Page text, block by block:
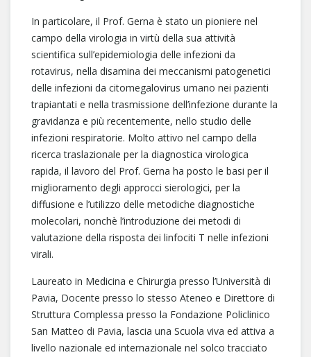
In particolare, il Prof. Gerna è stato un pioniere nel
campo della virologia in virtù della sua attività
scientifica sull’epidemiologia delle infezioni da
rotavirus, nella disamina dei meccanismi patogenetici
delle infezioni da citomegalovirus umano nei pazienti
trapiantati e nella trasmissione dell’infezione durante la
gravidanza e più recentemente, nello studio delle
infezioni respiratorie. Molto attivo nel campo della
ricerca traslazionale per la diagnostica virologica
rapida, il lavoro del Prof. Gerna ha posto le basi per il
miglioramento degli approcci sierologici, per la
diffusione e l’utilizzo delle metodiche diagnostiche
molecolari, nonchè l’introduzione dei metodi di
valutazione della risposta dei linfociti T nelle infezioni
virali.
Laureato in Medicina e Chirurgia presso l’Università di
Pavia, Docente presso lo stesso Ateneo e Direttore di
Struttura Complessa presso la Fondazione Policlinico
San Matteo di Pavia, lascia una Scuola viva ed attiva a
livello nazionale ed internazionale nel solco tracciato